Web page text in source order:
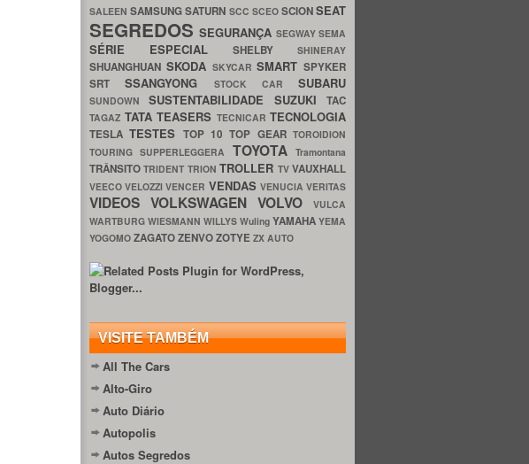
SALEENSAMSUNGSATURN SCC SCEO SCIONSEAT
SEGREDOSSEGURANÇA SEGWAYSEMA
SÉRIE ESPECIAL SHELBY SHINERAY
SHUANGHUAN SKODA SKYCARSMART SPYKER
SRTSSANGYONG STOCK CAR SUBARU
SUNDOWNSUSTENTABILIDADE SUZUKITAC
TAGAZ TATA TEASERS TECNICAR TECNOLOGIA
TESLATESTES TOP 10TOP GEARTOROIDION
TOURING SUPPERLEGGERA TOYOTATramontana
TRÂNSITOTRIDENT TRIONTROLLER TVVAUXHALL
VEECOVELOZZIVENCER VENDAS VENUCIAVERITAS
VIDEOS VOLKSWAGEN VOLVO
VULCA
WARTBURG WIESMANN WILLYS Wuling YAMAHA YEMA
YOGOMO ZAGATOZENVOZOTYE ZX AUTO
VISITE TAMBÉM
All The Cars
Alto-Giro
Auto Diário
Autopolis
Autos Segredos